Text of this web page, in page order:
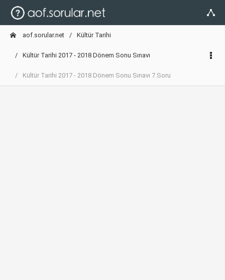
aof.sorular.net Kültür Tarihi
Kültür Tarihi 2017 - 2018 Dönem Sonu Sınavı
Kültür Tarihi 2017 - 2018 Dönem Sonu Sınavı 7.Soru